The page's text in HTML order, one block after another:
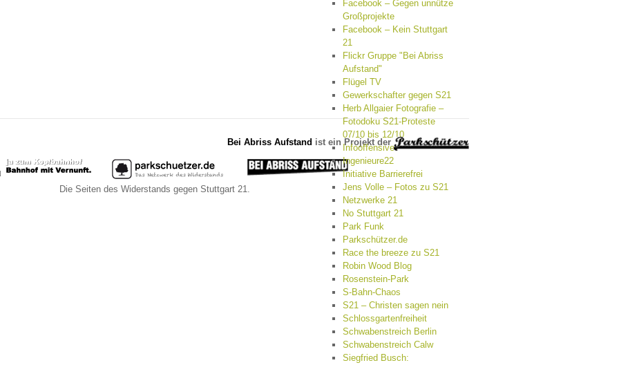
Facebook – Gegen unnütze
Großprojekte
Facebook – Kein Stuttgart
21
Flickr Gruppe "Bei Abriss
Aufstand"
Flügel TV
Gewerkschafter gegen S21
Herb Allgaier Fotografie –
Fotodoku S21-Proteste
07/10 bis 12/10
Infooffensive
Ingenieure22
Initiative Barrierefrei
Jens Volle – Fotos zu S21
Netzwerke 21
No Stuttgart 21
Park Funk
Parkschützer.de
Race the breeze zu S21
Robin Wood Blog
Rosenstein-Park
S-Bahn-Chaos
S21 – Christen sagen nein
Schlossgartenfreiheit
Schwabenstreich Berlin
Schwabenstreich Calw
Siegfried Busch:
Bei Abriss Aufstand ist ein Projekt der
Die Seiten des Widerstands gegen Stuttgart 21.